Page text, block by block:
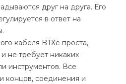
друг на друга. Его
в ответ на
кабеля BTХe проста,
не требует никаких
инструментов. Все
концов, соединения и